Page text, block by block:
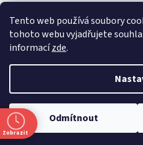
Tento web používá soubory
tohoto webu vyjadřujete
informacízde.
Odmítnout
Copyright 2026Zlatnictví
Upravit
Zobrazit